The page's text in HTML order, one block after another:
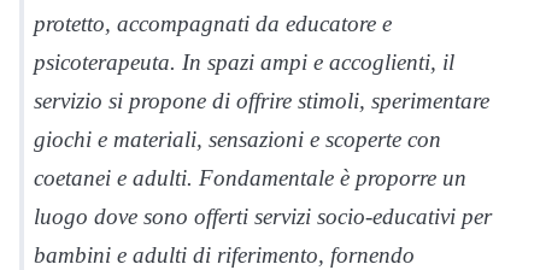
protetto, accompagnati da educatore e
psicoterapeuta. In spazi ampi e accoglienti, il
servizio si propone di offrire stimoli, sperimentare
giochi e materiali, sensazioni e scoperte con
coetanei e adulti. Fondamentale è proporre un
luogo dove sono offerti servizi socio-educativi per
bambini e adulti di riferimento, fornendo